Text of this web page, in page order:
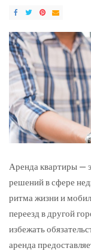
Аренда квартиры —
решений в сфере
ритма жизни и
переезд в другой
избежать
аренда